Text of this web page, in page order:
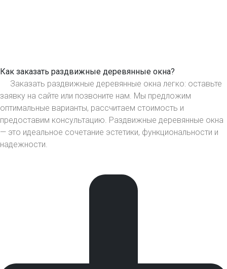
Как заказать раздвижные деревянные окна?
Заказать раздвижные деревянные окна легко: оставьте
заявку на сайте или позвоните нам. Мы предложим
оптимальные варианты, рассчитаем стоимость и
предоставим консультацию. Раздвижные деревянные окна
— это идеальное сочетание эстетики, функциональности и
надежности.